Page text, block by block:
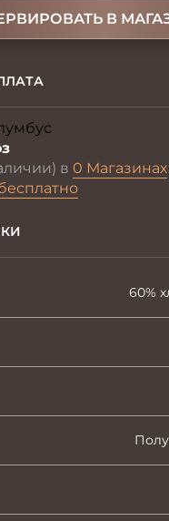
В
в 0 Магазинах
60%